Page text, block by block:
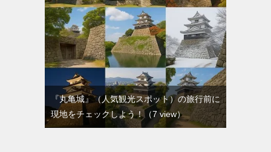
『丸亀城』（人気観光スポット）の旅行前に
現地をチェックしよう！ （7 view）